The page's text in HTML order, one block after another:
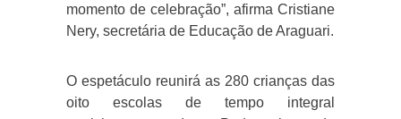
momento de celebração”, afirma Cristiane
Nery, secretária de Educação de Araguari.
O espetáculo reunirá as 280 crianças das
oito escolas de tempo integral